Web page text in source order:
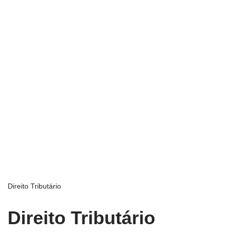
Direito Tributário
Direito Tributário